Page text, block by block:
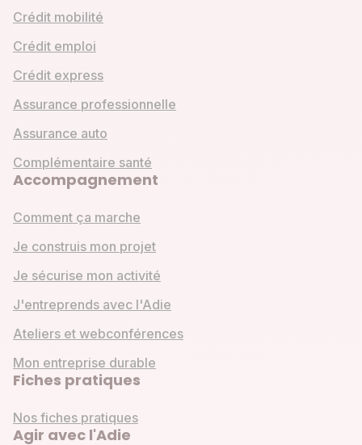
Crédit mobilité
Crédit emploi
Crédit express
Assurance professionnelle
Assurance auto
Complémentaire santé
Accompagnement
Comment ça marche
Je construis mon projet
Je sécurise mon activité
J'entreprends avec l'Adie
Ateliers et webconférences
Mon entreprise durable
Fiches pratiques
Nos fiches pratiques
Agir avec l'Adie